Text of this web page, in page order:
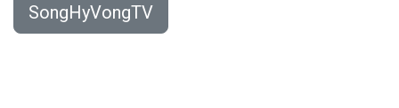
SongHyVongTV